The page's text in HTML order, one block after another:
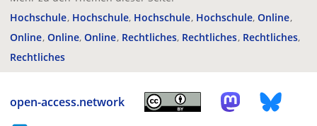
Hochschule Hochschule Hochschule Hochschule Online
Online Online Online Rechtliches Rechtliches Rechtliches
Rechtliches
open-access.network